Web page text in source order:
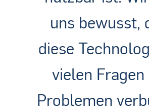
uns bewusst,
diese
vielen Fragen
Problemen